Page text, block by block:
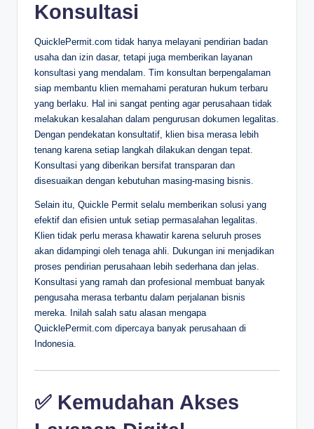
Konsultasi
QuicklePermit.com tidak hanya melayani pendirian badan
usaha dan izin dasar, tetapi juga memberikan layanan
konsultasi yang mendalam. Tim konsultan berpengalaman
siap membantu klien memahami peraturan hukum terbaru
yang berlaku. Hal ini sangat penting agar perusahaan tidak
melakukan kesalahan dalam pengurusan dokumen legalitas.
Dengan pendekatan konsultatif, klien bisa merasa lebih
tenang karena setiap langkah dilakukan dengan tepat.
Konsultasi yang diberikan bersifat transparan dan
disesuaikan dengan kebutuhan masing-masing bisnis.
Selain itu, Quickle Permit selalu memberikan solusi yang
efektif dan efisien untuk setiap permasalahan legalitas.
Klien tidak perlu merasa khawatir karena seluruh proses
akan didampingi oleh tenaga ahli. Dukungan ini menjadikan
proses pendirian perusahaan lebih sederhana dan jelas.
Konsultasi yang ramah dan profesional membuat banyak
pengusaha merasa terbantu dalam perjalanan bisnis
mereka. Inilah salah satu alasan mengapa
QuicklePermit.com dipercaya banyak perusahaan di
Indonesia.
✅ Kemudahan Akses